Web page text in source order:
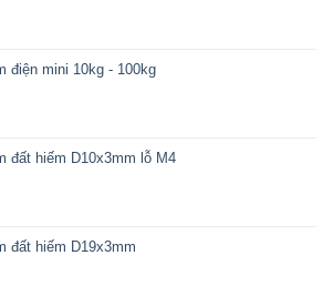
điện mini 10kg - 100kg
đất hiếm D10x3mm lỗ M4
đất hiếm D19x3mm